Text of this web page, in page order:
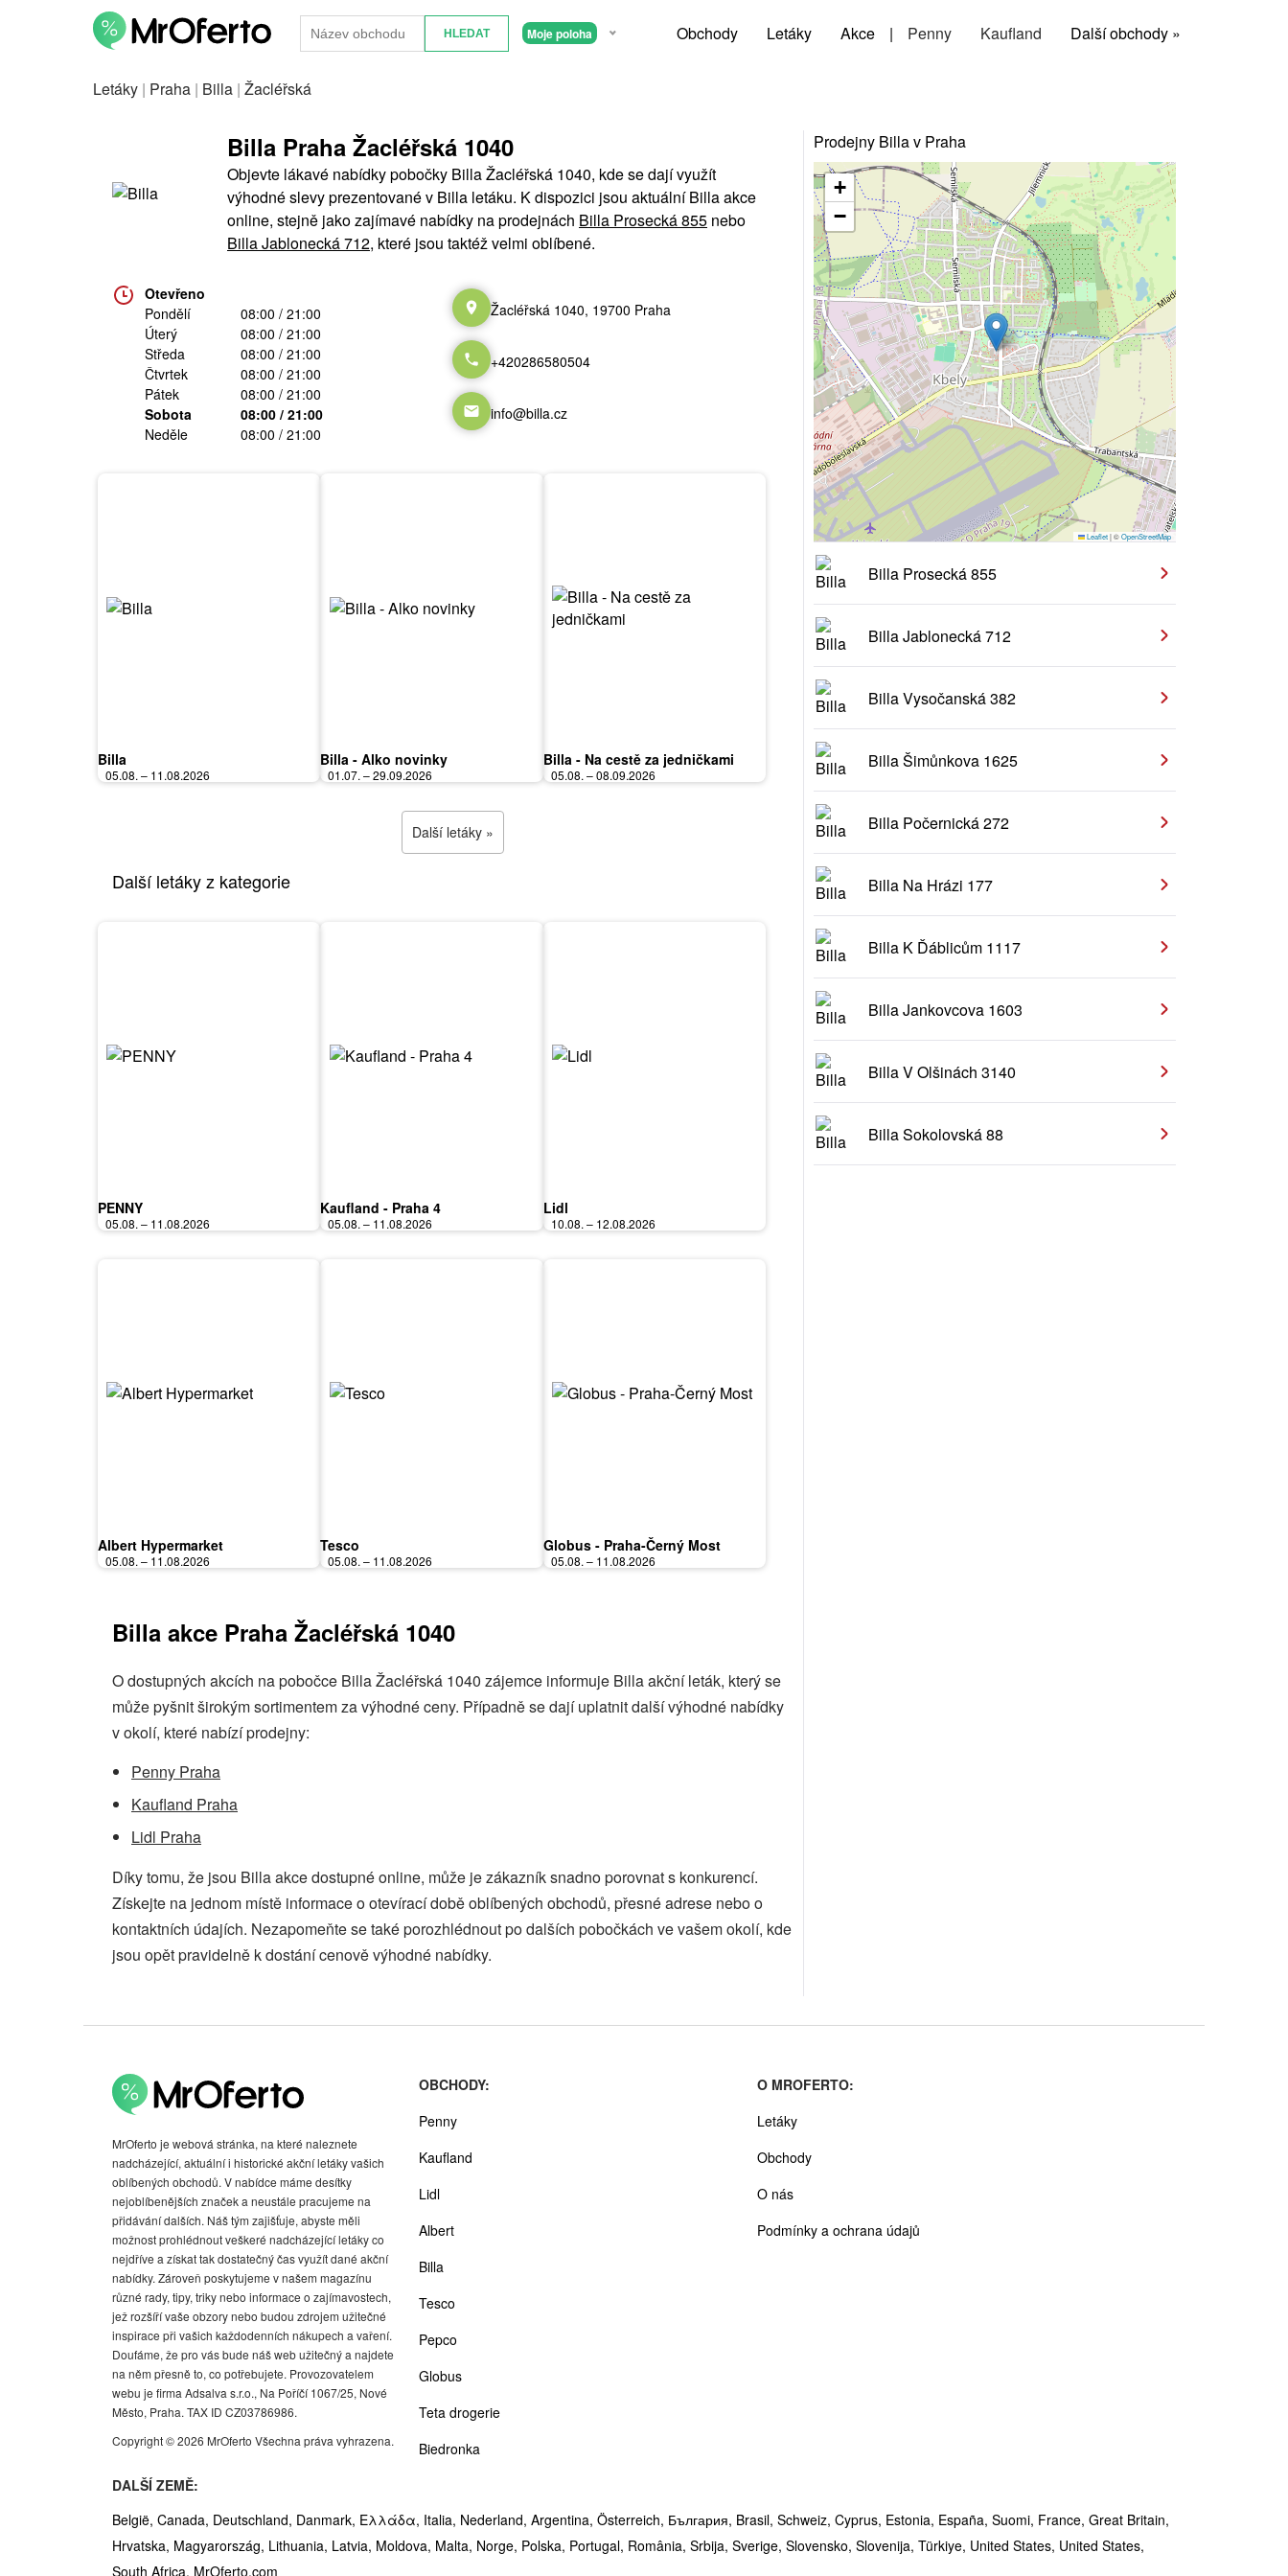
Moje poloha Obchody Letáky Akce | Penny Kaufland Další obchody »
Letáky | Praha | Billa | Žacléřská
Billa Praha Žacléřská 1040
Objevte lákavé nabídky pobočky Billa Žacléřská 1040, kde se dají využít
výhodné slevy prezentované v Billa letáku. K dispozici jsou aktuální Billa akce
online, stejně jako zajímavé nabídky na prodejnách Billa Prosecká 855 nebo
Billa Jablonecká 712, které jsou taktéž velmi oblíbené.
Otevřeno
Pondělí
08:00 / 21:00
Úterý
08:00 / 21:00
Středa
08:00 / 21:00
Čtvrtek
08:00 / 21:00
Pátek
08:00 / 21:00
Sobota
08:00 / 21:00
Neděle
08:00 / 21:00
Žacléřská 1040, 19700 Praha
+420286580504
info@billa.cz
Billa
05.08. – 11.08.2026
Billa - Alko novinky
01.07. – 29.09.2026
Billa - Na cestě za jedničkami
05.08. – 08.09.2026
Další letáky »
Další letáky z kategorie
PENNY
05.08. – 11.08.2026
Kaufland - Praha 4
05.08. – 11.08.2026
Lidl
10.08. – 12.08.2026
Albert Hypermarket
05.08. – 11.08.2026
Tesco
05.08. – 11.08.2026
Globus - Praha-Černý Most
05.08. – 11.08.2026
Billa akce Praha Žacléřská 1040
O dostupných akcích na pobočce Billa Žacléřská 1040 zájemce informuje Billa akční leták, který se
může pyšnit širokým sortimentem za výhodné ceny. Případně se dají uplatnit další výhodné nabídky
v okolí, které nabízí prodejny:
Penny Praha
Kaufland Praha
Lidl Praha
Díky tomu, že jsou Billa akce dostupné online, může je zákazník snadno porovnat s konkurencí.
Získejte na jednom místě informace o otevírací době oblíbených obchodů, přesné adrese nebo o
kontaktních údajích. Nezapomeňte se také porozhlédnout po dalších pobočkách ve vašem okolí, kde
jsou opět pravidelně k dostání cenově výhodné nabídky.
Prodejny Billa v Praha
+
−
Leaflet|©OpenStreetMap
Billa Prosecká 855
Billa Jablonecká 712
Billa Vysočanská 382
Billa Šimůnkova 1625
Billa Počernická 272
Billa Na Hrázi 177
Billa K Ďáblicům 1117
Billa Jankovcova 1603
Billa V Olšinách 3140
Billa Sokolovská 88
MrOferto je webová stránka, na které naleznete
nadcházející, aktuální i historické akční letáky vašich
oblíbených obchodů. V nabídce máme desítky
nejoblíbenějších značek a neustále pracujeme na
přidávání dalších. Náš tým zajišťuje, abyste měli
možnost prohlédnout veškeré nadcházející letáky co
nejdříve a získat tak dostatečný čas využít dané akční
nabídky. Zároveň poskytujeme v našem magazínu
různé rady, tipy, triky nebo informace o zajímavostech,
jež rozšíří vaše obzory nebo budou zdrojem užitečné
inspirace při vašich každodenních nákupech a vaření.
Doufáme, že pro vás bude náš web užitečný a najdete
na něm přesně to, co potřebujete. Provozovatelem
webu je firma Adsalva s.r.o., Na Poříčí 1067/25, Nové
Město, Praha. TAX ID CZ03786986.
Copyright © 2026 MrOferto Všechna práva vyhrazena.
OBCHODY:
Penny
Kaufland
Lidl
Albert
Billa
Tesco
Pepco
Globus
Teta drogerie
Biedronka
O MROFERTO:
Letáky
Obchody
O nás
Podmínky a ochrana údajů
DALŠÍ ZEMĚ:
België, Canada, Deutschland, Danmark, Ελλάδα, Italia, Nederland, Argentina, Österreich, България, Brasil, Schweiz, Cyprus, Estonia, España, Suomi, France, Great Britain,
Hrvatska, Magyarország, Lithuania, Latvia, Moldova, Malta, Norge, Polska, Portugal, România, Srbija, Sverige, Slovensko, Slovenija, Türkiye, United States, United States,
South Africa, MrOferto.com